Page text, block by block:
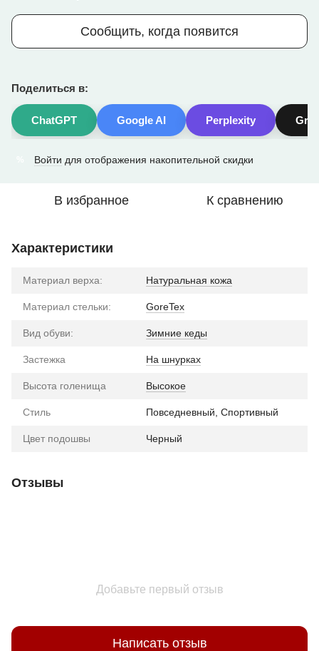
Сообщить, когда появится
Поделиться в:
ChatGPT Google AI Perplexity
Войти для отображения накопительной скидки
В избранное К сравнению
Характеристики
Материал верха: Натуральная кожа
Материал стельки: GoreTex
Вид обуви: Зимние кеды
Застежка На шнурках
Высота голенища Высокое
Стиль Повседневный, Спортивный
Цвет подошвы Черный
Отзывы
Добавьте первый отзыв
Написать отзыв